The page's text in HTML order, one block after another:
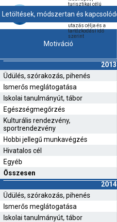
turisztikai célú
száma és
utazás célja és a
tartózkodási idő
szerint
Motiváció
2013
Üdülés, szórakozás, pihenés
Ismerős meglátogatása
Iskolai tanulmányút, tábor
Egészségmegőrzés
Kulturális rendezvény,
sportrendezvény
Hobbi jellegű munkavégzés
Hivatalos cél
Egyéb
Összesen
2014
Üdülés, szórakozás, pihenés
Ismerős meglátogatása
Iskolai tanulmányút, tábor